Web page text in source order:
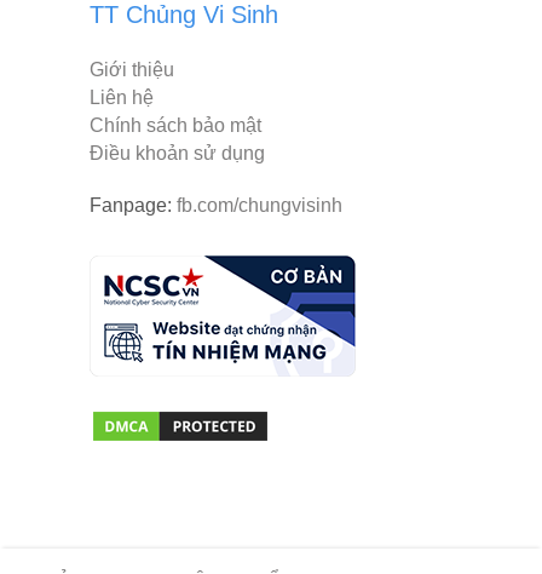
TT Chủng Vi Sinh
Giới thiệu
Liên hệ
Chính sách bảo mật
Điều khoản sử dụng
Fanpage: fb.com/chungvisinh